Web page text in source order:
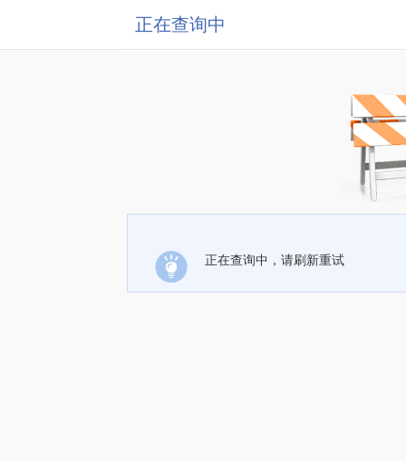
正在查询中
正在查询中，请刷新重试